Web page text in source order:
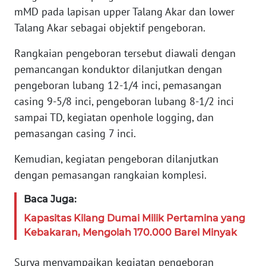
mMD pada lapisan upper Talang Akar dan lower
Talang Akar sebagai objektif pengeboran.
Rangkaian pengeboran tersebut diawali dengan
pemancangan konduktor dilanjutkan dengan
pengeboran lubang 12-1/4 inci, pemasangan
casing 9-5/8 inci, pengeboran lubang 8-1/2 inci
sampai TD, kegiatan openhole logging, dan
pemasangan casing 7 inci.
Kemudian, kegiatan pengeboran dilanjutkan
dengan pemasangan rangkaian komplesi.
Baca Juga:
Kapasitas Kilang Dumai Milik Pertamina yang
Kebakaran, Mengolah 170.000 Barel Minyak
Surya menyampaikan kegiatan pengeboran
JAKARTA
WN
JABAR
WN
BANTEN
WN
NTT
KEPRI
WN
PAPUA